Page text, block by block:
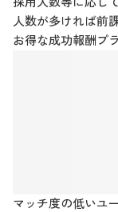
人数が多ければ前
お得な成功報酬プ
マッチ度の低いユ